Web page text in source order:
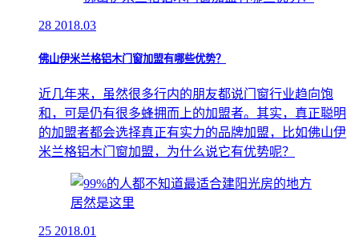
28 2018.03
佛山伊米兰格铝木门窗加盟有哪些优势？
近几年来，虽然很多行内的朋友都说门窗行业趋向饱
和，可是仍有很多蜂拥而上的加盟者。其实，真正聪明
的加盟者都会选择真正有实力的品牌加盟，比如佛山伊
米兰格铝木门窗加盟，为什么说它有优势呢？
25 2018.01